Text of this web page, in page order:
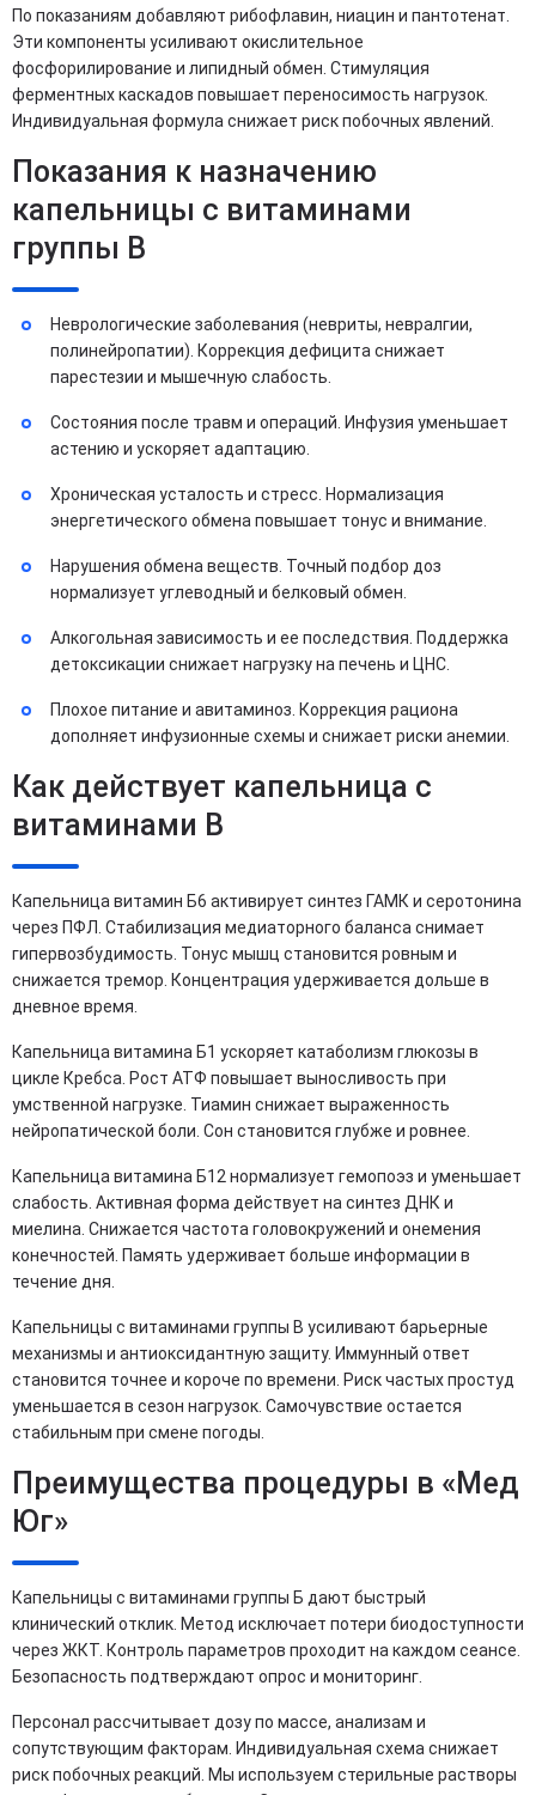
По показаниям добавляют рибофлавин, ниацин и пантотенат.
Эти компоненты усиливают окислительное
фосфорилирование и липидный обмен. Стимуляция
ферментных каскадов повышает переносимость нагрузок.
Индивидуальная формула снижает риск побочных явлений.
Показания к назначению
капельницы с витаминами
группы B
Неврологические заболевания (невриты, невралгии,
полинейропатии). Коррекция дефицита снижает
парестезии и мышечную слабость.
Состояния после травм и операций. Инфузия уменьшает
астению и ускоряет адаптацию.
Хроническая усталость и стресс. Нормализация
энергетического обмена повышает тонус и внимание.
Нарушения обмена веществ. Точный подбор доз
нормализует углеводный и белковый обмен.
Алкогольная зависимость и ее последствия. Поддержка
детоксикации снижает нагрузку на печень и ЦНС.
Плохое питание и авитаминоз. Коррекция рациона
дополняет инфузионные схемы и снижает риски анемии.
Как действует капельница с
витаминами B
Капельница витамин Б6 активирует синтез ГАМК и серотонина
через ПФЛ. Стабилизация медиаторного баланса снимает
гипервозбудимость. Тонус мышц становится ровным и
снижается тремор. Концентрация удерживается дольше в
дневное время.
Капельница витамина Б1 ускоряет катаболизм глюкозы в
цикле Кребса. Рост АТФ повышает выносливость при
умственной нагрузке. Тиамин снижает выраженность
нейропатической боли. Сон становится глубже и ровнее.
Капельница витамина Б12 нормализует гемопоэз и уменьшает
слабость. Активная форма действует на синтез ДНК и
миелина. Снижается частота головокружений и онемения
конечностей. Память удерживает больше информации в
течение дня.
Капельницы с витаминами группы B усиливают барьерные
механизмы и антиоксидантную защиту. Иммунный ответ
становится точнее и короче по времени. Риск частых простуд
уменьшается в сезон нагрузок. Самочувствие остается
стабильным при смене погоды.
Преимущества процедуры в «Мед
Юг»
Капельницы с витаминами группы Б дают быстрый
клинический отклик. Метод исключает потери биодоступности
через ЖКТ. Контроль параметров проходит на каждом сеансе.
Безопасность подтверждают опрос и мониторинг.
Персонал рассчитывает дозу по массе, анализам и
сопутствующим факторам. Индивидуальная схема снижает
риск побочных реакций. Мы используем стерильные растворы